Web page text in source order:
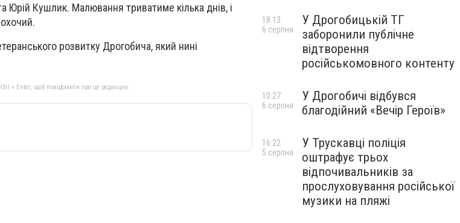
Юрій Кушлик. Малювання триватиме кілька днів, і
розвитку Дрогобича, який нині
+ Enter, щоб повідомити про це редакцію
У Дрогобицькій ТГ
заборонили публічне
відтворення
російськомовного контенту
18:13
6 серпня
У Дрогобичі відбувся
благодійний «Вечір Героїв»
10:27
6 серпня
У Трускавці поліція
оштрафує трьох
відпочивальників за
прослуховування російської
музики на пляжі
16:22
5 серпня